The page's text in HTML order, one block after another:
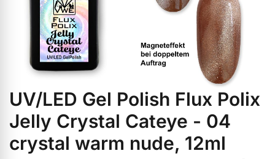
Gel anzeigen
Colour & Nail Art Gels anzeigen
Gel Polish anzeigen
Acrylic anzeigen
Skip
to
the
beginning
UV/LED Gel Polish Flux Polix
Jelly Crystal Cateye - 04
crystal warm nude, 12ml